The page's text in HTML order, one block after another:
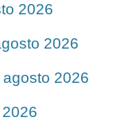
2026
2026
2026